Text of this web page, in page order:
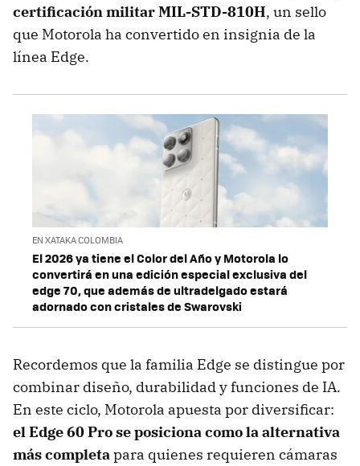
certificación militar MIL-STD-810H, un sello
que Motorola ha convertido en insignia de la
línea Edge.
EN XATAKA COLOMBIA
El 2026 ya tiene el Color del Año y Motorola lo
convertirá en una edición especial exclusiva del
edge 70, que además de ultradelgado estará
adornado con cristales de Swarovski
Recordemos que la familia Edge se distingue por
combinar diseño, durabilidad y funciones de IA.
En este ciclo, Motorola apuesta por diversificar:
el Edge 60 Pro se posiciona como la alternativa
más completapara quienes requieren cámaras